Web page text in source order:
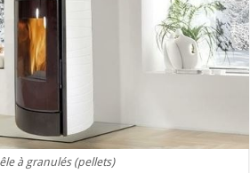
à granulés (pellets)